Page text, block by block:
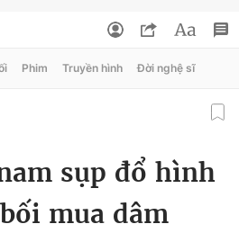
Phim Truyền hình Đời nghệ sĩ
sụp đổ hình
mua dâm